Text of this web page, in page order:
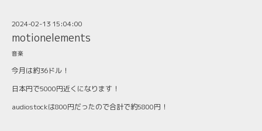
2024-02-13 15:04:00
motionelements
音楽
今月は約36ドル！
日本円で5000円近くになります！
audiostockは800円だったので合計で約5800円！